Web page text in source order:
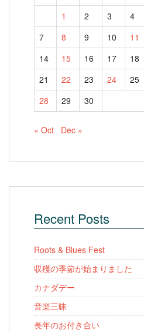
1
2 3 4
7
8 9 10 11
14
15 16 17 18
21
22 23 24 25
28
29 30
« Oct Dec »
Recent Posts
Roots & Blues Fest
収穫の季節が始まりました
カナダデー
音楽三昧
長年のお付き合い